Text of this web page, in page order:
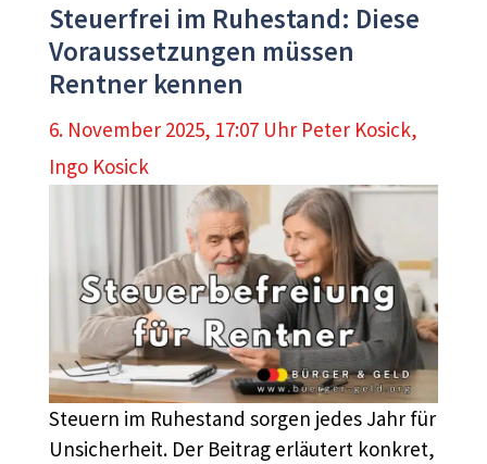
Steuerfrei im Ruhestand: Diese
Voraussetzungen müssen
Rentner kennen
6. November 2025, 17:07 Uhr Peter Kosick,
Ingo Kosick
Steuern im Ruhestand sorgen jedes Jahr für
Unsicherheit. Der Beitrag erläutert konkret,